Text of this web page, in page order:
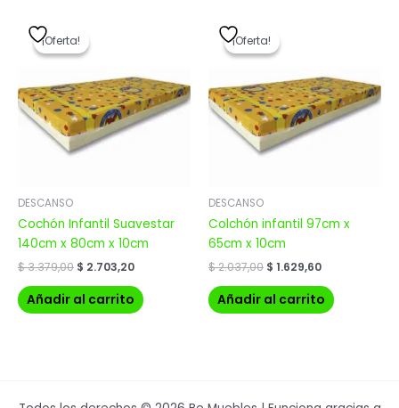
¡Oferta!
¡Oferta!
DESCANSO
Cochón Infantil Suavestar
140cm x 80cm x 10cm
$3.379,00
precio
original
era:
$ 3.379,00.
$ 2.703,20
$ 2.703,20.
Añadir al carrito
¡Oferta!
¡Oferta!
DESCANSO
Colchón infantil 97cm x
65cm x 10cm
$2.037,00
precio
original
era:
$ 2.037,00.
$ 1.629,60
$ 1.629,60.
Añadir al carrito